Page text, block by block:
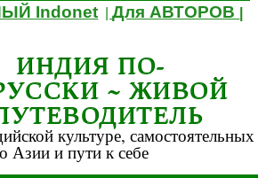
Indonet |Для АВТОРОВ
ИНДИЯ ПО-
~ ЖИВОЙ
культуре, самостоятельных
Азии и пути к себе